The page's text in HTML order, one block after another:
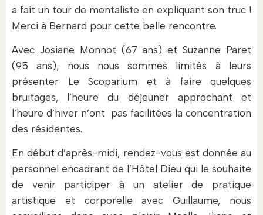
a fait un tour de mentaliste en expliquant son truc !
Merci à Bernard pour cette belle rencontre.
Avec Josiane Monnot (67 ans) et Suzanne Paret
(95 ans), nous nous sommes limités à leurs
présenter Le Scoparium et à faire quelques
bruitages, l’heure du déjeuner approchant et
l’heure d’hiver n’ont pas facilitées la concentration
des résidentes.
En début d’après-midi, rendez-vous est donnée au
personnel encadrant de l’Hôtel Dieu qui le souhaite
de venir participer à un atelier de pratique
artistique et corporelle avec Guillaume, nous